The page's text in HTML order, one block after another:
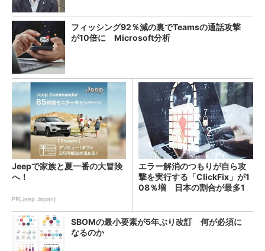
フィッシング92％減の裏でTeamsの通話攻撃
が10倍に Microsoft分析
Jeepで家族と夏一番の大冒険
へ！
PR(Jeep Japan)
エラー解消のつもりが自ら攻
撃を実行する「ClickFix」が1
08％増 日本の割合が最多1
SBOMの最小要素が5年ぶり改訂 何が必須に
なるのか